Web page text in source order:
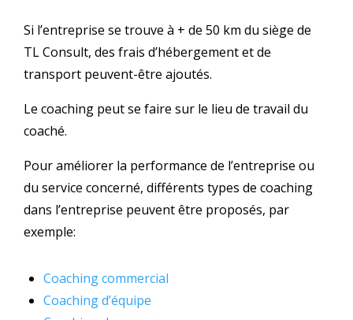
Si l’entreprise se trouve à + de 50 km du siège de
TL Consult, des frais d’hébergement et de
transport peuvent-être ajoutés.
Le coaching peut se faire sur le lieu de travail du
coaché.
Pour améliorer la performance de l’entreprise ou
du service concerné, différents types de coaching
dans l’entreprise peuvent être proposés, par
exemple:
Coaching commercial
Coaching d’équipe